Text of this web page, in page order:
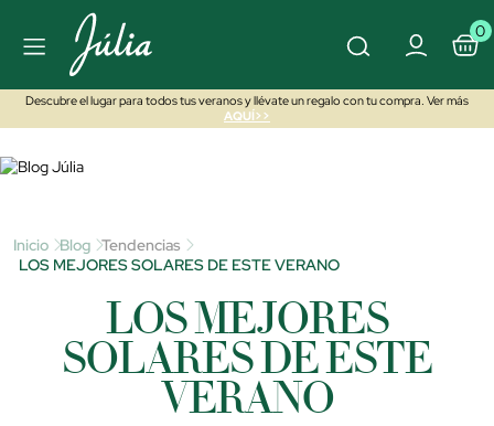
0
Descubre el lugar para todos tus veranos y llévate un regalo con tu compra. Ver más
AQUÍ>>
Inicio Blog Tendencias
LOS MEJORES SOLARES DE ESTE VERANO
LOS MEJORES
SOLARES DE ESTE
VERANO